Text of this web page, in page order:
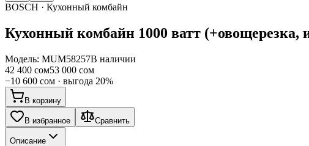
BOSCH · Кухонный комбайн
Кухонный комбайн 1000 ватт (+овощерезка,
Модель: MUM58257В наличии
42 400 сом53 000 сом
−10 600 сом · выгода 20%
В корзину
В избранное Сравнить
Описание